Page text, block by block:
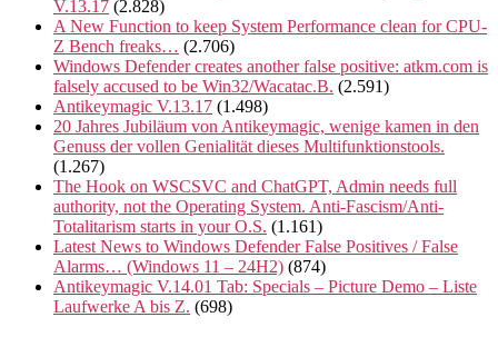
V.13.17 (2.828)
A New Function to keep System Performance clean for CPU-
Z Bench freaks… (2.706)
Windows Defender creates another false positive: atkm.com is
falsely accused to be Win32/Wacatac.B. (2.591)
Antikeymagic V.13.17 (1.498)
20 Jahres Jubiläum von Antikeymagic, wenige kamen in den
Genuss der vollen Genialität dieses Multifunktionstools.
(1.267)
The Hook on WSCSVC and ChatGPT, Admin needs full
authority, not the Operating System. Anti-Fascism/Anti-
Totalitarism starts in your O.S. (1.161)
Latest News to Windows Defender False Positives / False
Alarms… (Windows 11 – 24H2) (874)
Antikeymagic V.14.01 Tab: Specials – Picture Demo – Liste
Laufwerke A bis Z. (698)